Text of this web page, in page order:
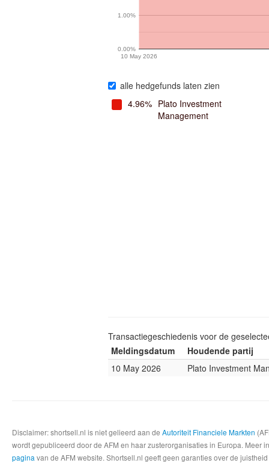
10 May 2026
0.00%
1.00%
alle hedgefunds laten zien
4.96% Plato Investment
Management
Transactiegeschiedenis voor de
Meldingsdatum
Houdende partij
10 May 2026
Plato Investment
Disclaimer: shortsell.nl is niet gelieerd aan de Autoriteit Financiele Markten
wordt gepubliceerd door de AFM en haar zusterorganisaties in Europa.
pagina van de AFM website. Shortsell.nl geeft geen garanties over de